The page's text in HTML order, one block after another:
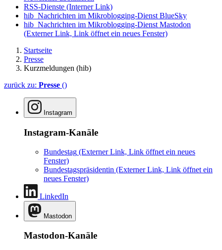
RSS-Dienste (Interner Link)
hib_Nachrichten im Mikroblogging-Dienst BlueSky
hib_Nachrichten im Mikroblogging-Dienst Mastodon
(Externer Link, Link öffnet ein neues Fenster)
Startseite
Presse
Kurzmeldungen (hib)
zurück zu: Presse ()
Instagram
Instagram-Kanäle
Bundestag (Externer Link, Link öffnet ein neues
Fenster)
Bundestagspräsidentin (Externer Link, Link öffnet ein
neues Fenster)
LinkedIn
Mastodon
Mastodon-Kanäle